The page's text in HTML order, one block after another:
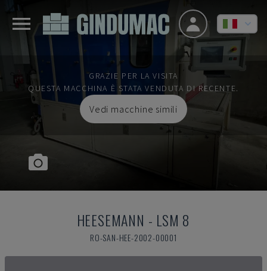
GRAZIE PER LA VISITA
QUESTA MACCHINA È STATA VENDUTA DI RECENTE.
Vedi macchine simili
HEESEMANN - LSM 8
RO-SAN-HEE-2002-00001